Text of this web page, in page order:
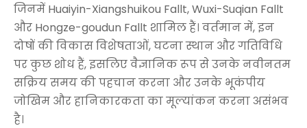
जिनमें Huaiyin-Xiangshuikou Fallt, Wuxi-Suqian Fallt
और Hongze-goudun Fallt शामिल हैं। वर्तमान में, इन
दोषों की विकास विशेषताओं, घटना स्थान और गतिविधि
पर कुछ शोध हैं, इसलिए वैज्ञानिक रूप से उनके नवीनतम
सक्रिय समय की पहचान करना और उनके भूकंपीय
जोखिम और हानिकारकता का मूल्यांकन करना असंभव
है।